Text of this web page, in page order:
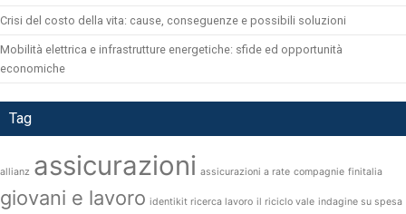
Crisi del costo della vita: cause, conseguenze e possibili soluzioni
Mobilità elettrica e infrastrutture energetiche: sfide ed opportunità
economiche
Tag
allianz assicurazioni assicurazioni a rate compagnie finitalia
giovani e lavoro identikit ricerca lavoro il riciclo vale indagine su spesa